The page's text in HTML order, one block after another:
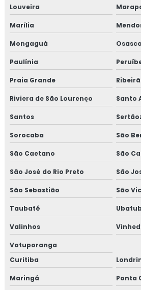
Projeto elétrico residencial completo
Projeto eletrico residencial
Projeto contra incêndio
Projeto de instalações elétricas
Projeto de prevenção e combate a
Projeto de prevenção contra
Projeto de proteção contra incêndio
Projeto de segurança contra
Projeto de segurança contra
Projeto de sistema de combate a
Projeto de sistema de incêndio
Louveira
Marília
Mongaguá Osasco
Paulínia
Praia Grande
Riviera de São Lourenço Santo
Santos
Sorocaba São
São Caetano São
São José do Rio Preto São
São Sebastião São
Taubaté
Valinhos
Votuporanga
Curitiba
Maringá Ponta